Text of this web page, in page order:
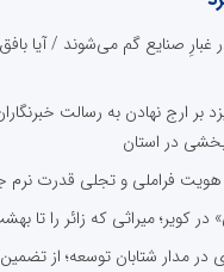
صنایع گم می‌شوند / آیا بافق
بر ارج نهادن به رسالت
در استان
هویت فراملی و تجلی قدرت
کویر؛ میراثی که زائر را تا